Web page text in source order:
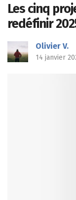
Les cinq
redéfinir
Olivier V.
14 janvier